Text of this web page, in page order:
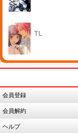
TL
会員登録
会員解約
ヘルプ